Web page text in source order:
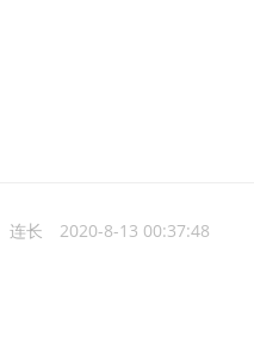
连长 2020-8-13 00:37:48